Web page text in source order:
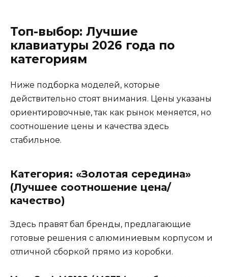
Топ-выбор: Лучшие
клавиатуры 2026 года по
категориям
Ниже подборка моделей, которые
действительно стоят внимания. Цены указаны
ориентировочные, так как рынок меняется, но
соотношение цены и качества здесь
стабильное.
Категория: «Золотая середина»
(Лучшее соотношение цена/
качество)
Здесь правят бал бренды, предлагающие
готовые решения с алюминиевым корпусом и
отличной сборкой прямо из коробки.